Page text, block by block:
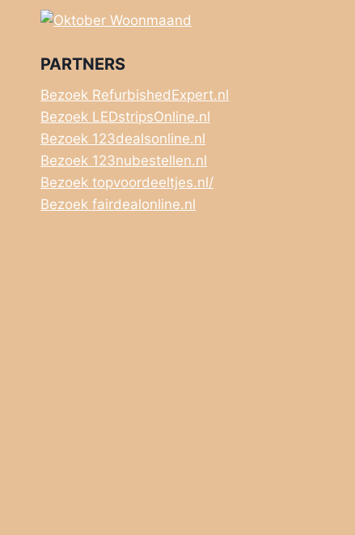
PARTNERS
Bezoek RefurbishedExpert.nl
Bezoek LEDstripsOnline.nl
Bezoek 123dealsonline.nl
Bezoek 123nubestellen.nl
Bezoek topvoordeeltjes.nl/
Bezoek fairdealonline.nl